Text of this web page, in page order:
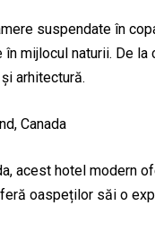
suspendate în
mijlocul naturii. De
arhitectură.
Canada
acest hotel modern
oaspeților săi o